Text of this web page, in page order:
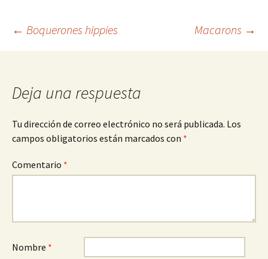
Navegación
entradas
← Boquerones hippies Macarons →
Deja una respuesta
Tu dirección de correo electrónico no será publicada. Los
campos obligatorios están marcados con *
Comentario *
Nombre *